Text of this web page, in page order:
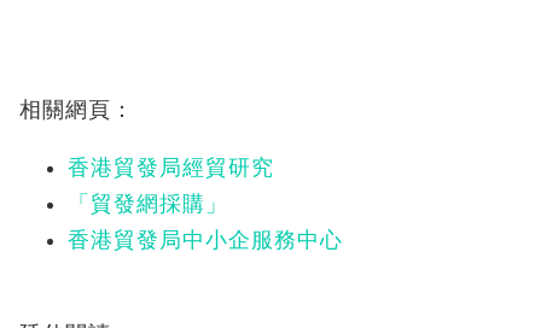
相關網頁：
香港貿發局經貿研究
「貿發網採購」
香港貿發局中小企服務中心